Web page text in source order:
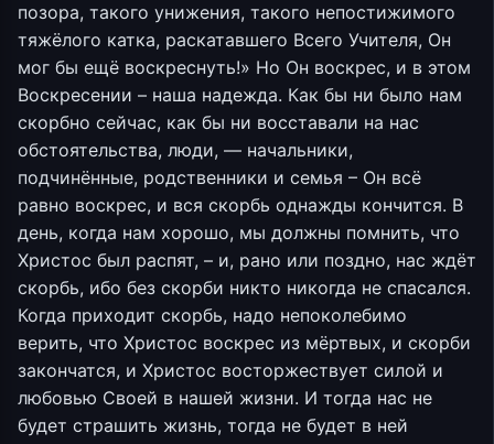
позора, такого унижения, такого непостижимого
тяжёлого катка, раскатавшего Всего Учителя, Он
мог бы ещё воскреснуть!» Но Он воскрес, и в этом
Воскресении – наша надежда. Как бы ни было нам
скорбно сейчас, как бы ни восставали на нас
обстоятельства, люди, — начальники,
подчинённые, родственники и семья – Он всё
равно воскрес, и вся скорбь однажды кончится. В
день, когда нам хорошо, мы должны помнить, что
Христос был распят, – и, рано или поздно, нас ждёт
скорбь, ибо без скорби никто никогда не спасался.
Когда приходит скорбь, надо непоколебимо
верить, что Христос воскрес из мёртвых, и скорби
закончатся, и Христос восторжествует силой и
любовью Своей в нашей жизни. И тогда нас не
будет страшить жизнь, тогда не будет в ней